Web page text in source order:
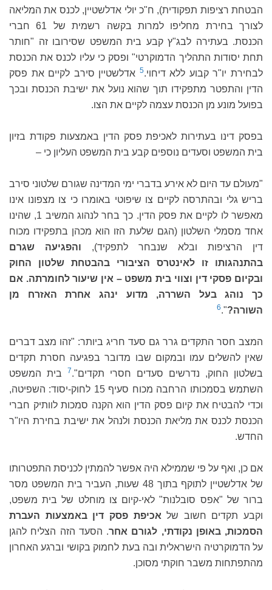
הבטחת רציפות תפקודית), ח"כ יולי אדלשטיין, לכנס את המליאה
לצורך בחירת מחליפו למרות בקשה רשמית של 61 חברי
הכנסת. בעתירה לבג"ץ קבע בית המשפט שסירובו זה "חותר
תחת יסודות התהליך הדמוקרטי" ופסק כי עליו לכנס את הכנסת
לבחירת יו"ר קבוע ללא דיחוי.5 אדלשטיין סירב לקיים את פסק
הדין והתפטר מתפקידו תוך שהוא נועל את ישיבת הכנסת ובכך
בפועל מונע מן הכנסת עצמה לקיים את הצו.
בפסק דינו בעתירות לאכיפת פסק הדין באמצעות פקודת בזיון
בית המשפט וסעדים נוספים קבע בית המשפט העליון כי –
"מעולם עד היום לא אירע בדברי ימי המדינה שגורם שלטוני סירב
בריש גלי ובהתרסה לקיים צו שיפוטי באומרו כי צו מצפונו אינו
מאפשר לו לקיים את פסק הדין. כך בחר לנהוג המשיב 1, שהינו
אחד מסמלי השלטון (הגם שלעת הזו הוא מכהן בתפקידו מכוח
דין הרציפות ובלא שנבחר לתפקיד), והפגיעה שגרם
בהתנהגותו זו לאינטרס הציבורי בהבטחת שלטון החוק
ובקיום פסקי דין וצווי בית משפט – אין שיעור לחומרתה. אם
כך נוהג בעל השררה, מדוע ינהג אחרת האזרח מן
השורה?".
6
המצב חסר התקדים גרר גם סעד חריג ביותר: "זהו מצב דברים
שאין להשלים עמו ובמקום שבו מדובר בפגיעה חסרת תקדים
בשלטון החוק, נדרשים סעדים חסרי תקדים".7
בית המשפט
השתמש בסמכותו הרחבה מכוח סעיף 15 לחוק-יסוד: השפיטה,
וכדי להבטיח את קיום פסק הדין הוא הקנה סמכות לוותיק חברי
הכנסת לכנס את מליאת הכנסת ולנהל את ישיבת בחירת היו"ר
החדש.
אם כן, ואף על פי שממילא היה אפשר להמתין לכניסת התפטרותו
של אדלשטיין לתוקף בתוך 48 שעות, העביר בית המשפט מסר
ברור של "אפס סובלנות" לאי-קיום צו מוחלט של בית משפט,
וקבע תקדים חשוב שלאכיפת פסק דין באמצעות העברת
הסמכות, באופן נקודתי, לגורם אחר. הסעד הזה הצליח להגן
על הדמוקרטיה הישראלית ובה בעת לחמוק בקושי וברגע האחרון
מהתפתחות משבר חוקתי מסוכן.